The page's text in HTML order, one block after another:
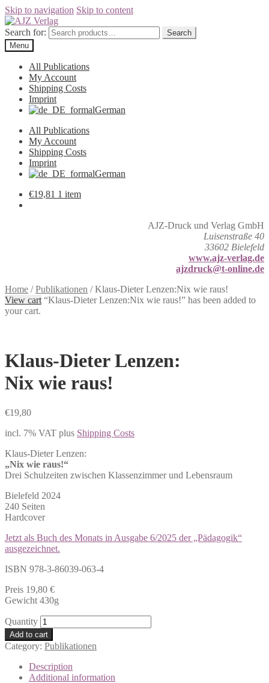
Skip to navigation Skip to content
Search for:
Search
Menu
All Publications
My Account
Shipping Costs
Imprint
German
All Publications
My Account
Shipping Costs
Imprint
German
€19,81 1 item
AJZ-Druck und Verlag GmbH
Luisenstraße 40
33602 Bielefeld
www.ajz-verlag.de
ajzdruck@t-online.de
Home /Publikationen /Klaus-Dieter Lenzen:Nix wie raus!
View cart “Klaus-Dieter Lenzen:Nix wie raus!” has been added to
your cart.
Klaus-Dieter Lenzen:
Nix wie raus!
€19,80
incl. 7% VAT plus Shipping Costs
Klaus-Dieter Lenzen:
„Nix wie raus!“
Drei Schulzeiten zwischen Klassenzimmer und Lebensraum
Bielefeld 2024
240 Seiten
Hardcover
Jetzt als Buch des Monats in Ausgabe 6/2025 der „Pädagogik“
ausgezeichnet.
ISBN 978-3-86039-063-4
Preis 19,80 €
Gewicht 430g
Quantity
Add to cart
Category: Publikationen
Description
Additional information